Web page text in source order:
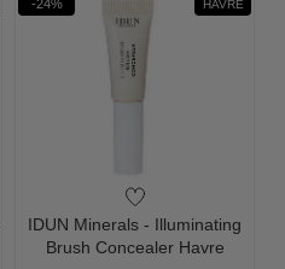
-24% HAVRE
IDUN Minerals - Illuminating
Brush Concealer Havre